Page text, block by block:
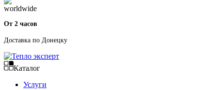
От 2 часов
Доставка по Донецку
Каталог
Услуги